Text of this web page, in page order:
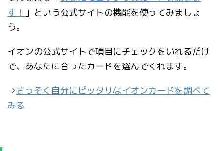
す！ 」という公式サイトの機能を使ってみましょ
う。
イオンの公式サイトで項目にチェックをいれるだけ
で、あなたに合ったカードを選んでくれます。
⇒さっそく自分にピッタリなイオンカードを調べて
みる